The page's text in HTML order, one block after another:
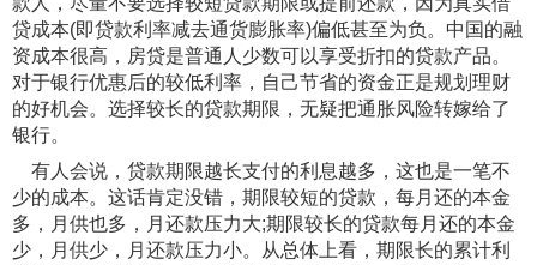
贷成本(即贷款利率减去通货膨胀率)偏低甚至为负。中国的融
资成本很高，房贷是普通人少数可以享受折扣的贷款产品。
对于银行优惠后的较低利率，自己节省的资金正是规划理财
的好机会。选择较长的贷款期限，无疑把通胀风险转嫁给了
银行。
有人会说，贷款期限越长支付的利息越多，这也是一笔不
少的成本。这话肯定没错，期限较短的贷款，每月还的本金
多，月供也多，月还款压力大;期限较长的贷款每月还的本金
少，月供少，月还款压力小。从总体上看，期限长的累计利